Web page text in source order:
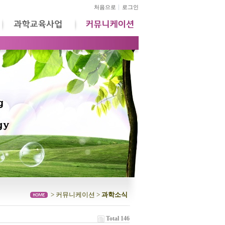
처음으로 로그인
> 커뮤니케이션 > 과학소식
Total 146